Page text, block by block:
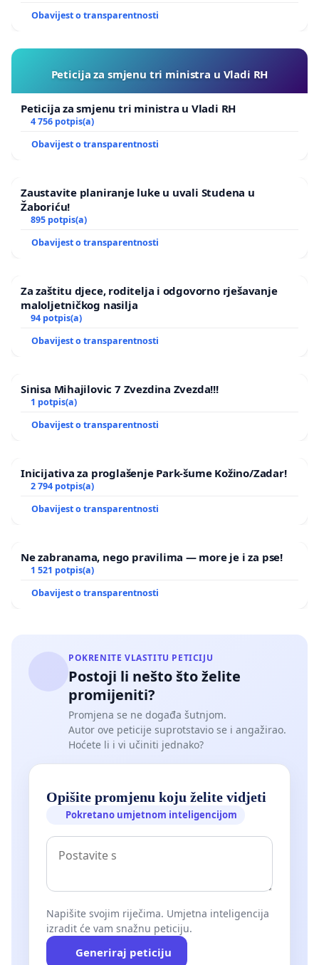
Obavijest o transparentnosti
Peticija za smjenu tri ministra u Vladi RH
Peticija za smjenu tri ministra u Vladi RH
4 756 potpis(a)
Obavijest o transparentnosti
Zaustavite planiranje luke u uvali Studena u
Žaboriću!
895 potpis(a)
Obavijest o transparentnosti
Za zaštitu djece, roditelja i odgovorno rješavanje
maloljetničkog nasilja
94 potpis(a)
Obavijest o transparentnosti
Sinisa Mihajilovic 7 Zvezdina Zvezda!!!
1 potpis(a)
Obavijest o transparentnosti
Inicijativa za proglašenje Park-šume Kožino/Zadar!
2 794 potpis(a)
Obavijest o transparentnosti
Ne zabranama, nego pravilima — more je i za pse!
1 521 potpis(a)
Obavijest o transparentnosti
POKRENITE VLASTITU PETICIJU
Postoji li nešto što želite
promijeniti?
Promjena se ne događa šutnjom.
Autor ove peticije suprotstavio se i angažirao.
Hoćete li i vi učiniti jednako?
Opišite promjenu koju želite vidjeti
Pokretano umjetnom inteligencijom
Napišite svojim riječima. Umjetna inteligencija
izradit će vam snažnu peticiju.
Generiraj peticiju